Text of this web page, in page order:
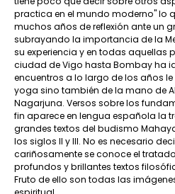
practica en el mundo moderno" lo
muchos años de reflexión ante un
subrayando la importancia de la
su experiencia y en todas aquellas
ciudad de Vigo hasta Bombay ha
encuentros a lo largo de los años
yoga sino también de la mano de
Nagarjuna. Versos sobre los
fin aparece en lengua española la
grandes textos del budismo
los siglos II y III. No es necesario
cariñosamente se conoce el
profundos y brillantes textos
Fruto de ello son todas las